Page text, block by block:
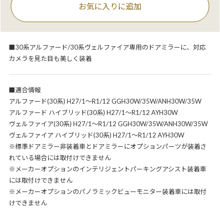
お気に入りに追加
■30系アルファード/30系ヴェルファイア専用のドアミラーに、対応
カメラを見た目も美しく装着
■適合情報
アルファード(30系) H27/1～R1/12 GGH30W/35W/ANH30W/35W
アルファード ハイブリッド(30系) H27/1～R1/12 AYH30W
ヴェルファイア(30系) H27/1～R1/12 GGH30W/35W/ANH30W/35W
ヴェルファイア ハイブリッド(30系) H27/1～R1/12 AYH30W
※標準ドアミラー非装着車とドアミラーにオプションパーツが装着さ
れている場合には取付けできません
※メーカーオプションのインテリジェントパーキングアシスト装着車
には取付けできません
※メーカーオプションのパノラミックビューモニター装着車には取付
けできません